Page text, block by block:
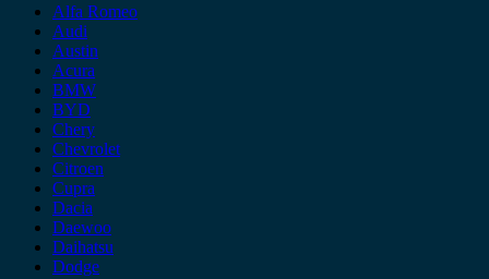
Alfa Romeo
Audi
Austin
Acura
BMW
BYD
Chery
Chevrolet
Citroen
Cupra
Dacia
Daewoo
Daihatsu
Dodge